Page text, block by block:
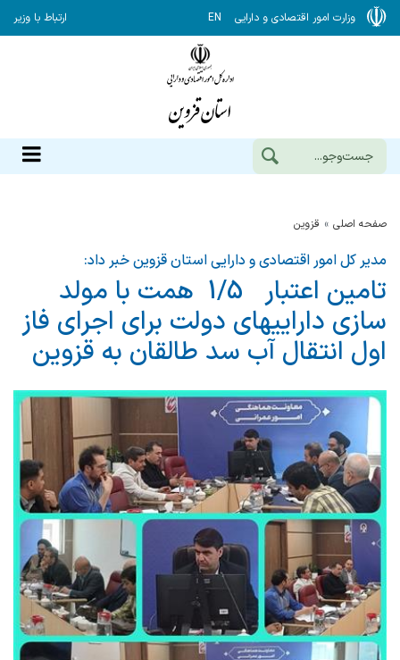
وزارت امور اقتصادی و دارایی EN ارتباط با وزیر
صفحه اصلی قزوين
مدیر کل امور اقتصادی و دارایی استان قزوین خبر داد:
تامین اعتبار 1/5 همت با مولد
سازی داراییهای دولت برای اجرای فاز
اول انتقال آب سد طالقان به قزوین